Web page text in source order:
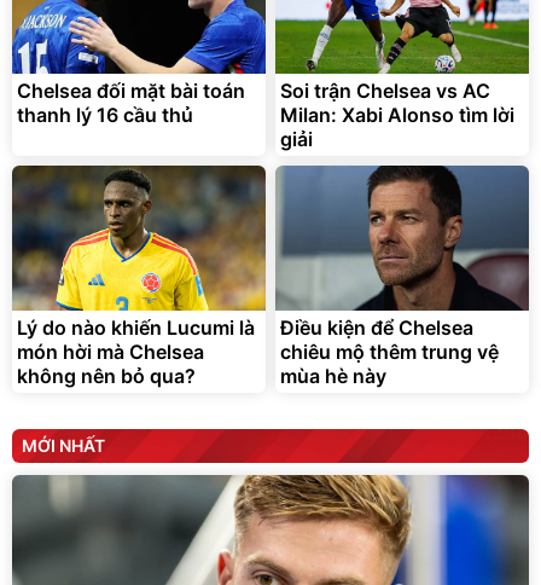
Chelsea đối mặt bài toán
thanh lý 16 cầu thủ
Soi trận Chelsea vs AC
Milan: Xabi Alonso tìm lời
giải
Lý do nào khiến Lucumi là
món hời mà Chelsea
không nên bỏ qua?
Điều kiện để Chelsea
chiêu mộ thêm trung vệ
mùa hè này
MỚI NHẤT